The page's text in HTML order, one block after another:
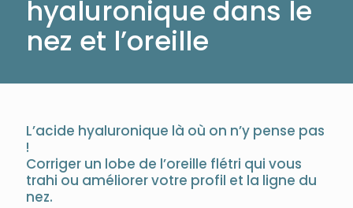
hyaluronique dans le
nez et l’oreille
L’acide hyaluronique là où on n’y pense pas
!
Corriger un lobe de l’oreille flétri qui vous
trahi ou améliorer votre profil et la ligne du
nez.